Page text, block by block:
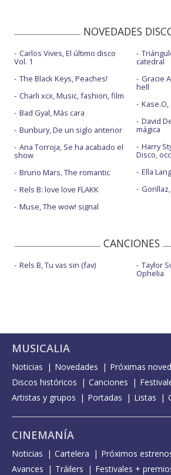
NOVEDADES
Carlos Vives, El último disco
Vol. 1
The Black Keys, Peaches!
Charli xcx, Music, fashion, film
Bad Gyal, Más cara
Bunbury, De un siglo anterior
Ana Torroja, Se ha acabado el
show
Bruno Mars, The romantic
Rels B: love love FLAKK
Muse, The wow! signal
catedral
Gracie
hell
David
mágica
Harry
Disco,
Ella
CANCIONES
Rels B, Tu vas sin (fav) Taylor
Ophelia
MUSICALIA
Noticias Novedades
Próximas
Discos históricos
Canciones
Artistas y grupos
Portadas Listas
CINEMANÍA
Noticias Cartelera Próximos
Avances
Tráilers Festivales +